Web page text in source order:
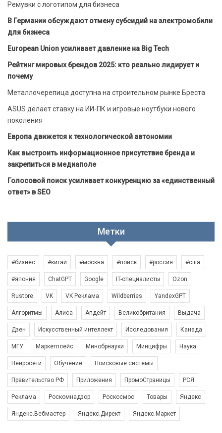
Ремувки с логотипом для бизнеса
В Германии обсуждают отмену субсидий на электромобили
для бизнеса
European Union усиливает давление на Big Tech
Рейтинг мировых брендов 2025: кто реально лидирует и
почему
Металлочерепица доступна на строительном рынке Бреста
ASUS делает ставку на ИИ-ПК и игровые ноутбуки нового
поколения
Европа движется к технологической автономии
Как выстроить информационное присутствие бренда и
закрепиться в медиаполе
Голосовой поиск усиливает конкуренцию за «единственный
ответ» в SEO
Метки
#бизнес #китай #москва #поиск #россия #сша
#япония ChatGPT Google IT-специалисты Ozon
Rustore VK VK Реклама Wildberries YandexGPT
Алгоритмы Алиса Апдейт Великобритания Выдача
Дзен Искусственный интеллект Исследования Канада
МГУ Маркетплейс Минобрнауки Минцифры Наука
Нейросети Обучение Поисковые системы
Правительство РФ Приложения ПромоСтраницы РСЯ
Реклама Роскомнадзор Роскосмос Товары Яндекс
Яндекс.Вебмастер Яндекс.Директ Яндекс.Маркет